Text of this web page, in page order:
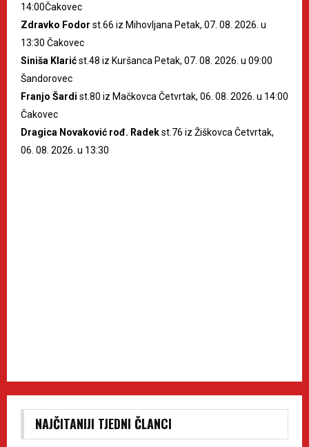
14:00Čakovec
Zdravko Fodor st.66 iz Mihovljana Petak, 07. 08. 2026. u
13:30 Čakovec
Siniša Klarićst.48 iz Kuršanca Petak, 07. 08. 2026. u 09:00
Šandorovec
Franjo Šardi st.80 iz Mačkovca Četvrtak, 06. 08. 2026. u 14:00
Čakovec
Dragica Novaković rođ. Radekst.76 iz Žiškovca Četvrtak,
06. 08. 2026. u 13:30
NAJČITANIJI TJEDNI ČLANCI